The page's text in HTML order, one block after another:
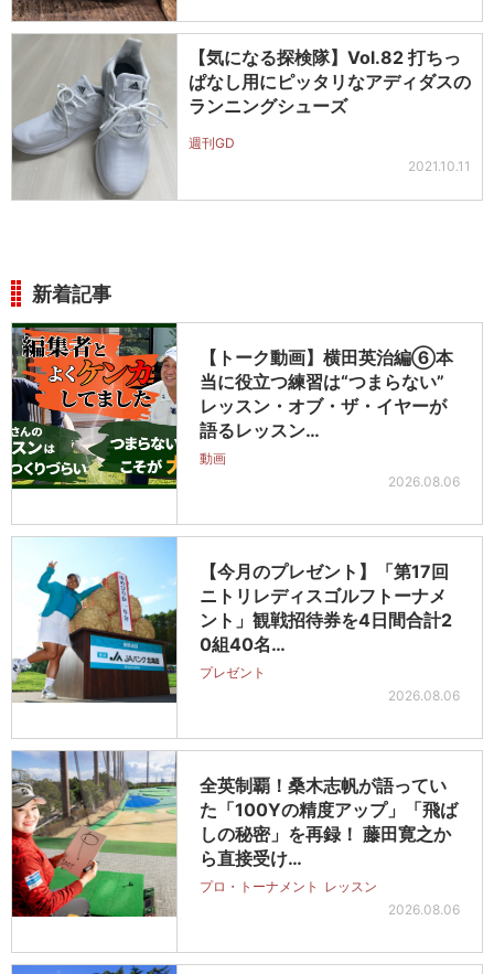
【気になる探検隊】Vol.82 打ちっ
ぱなし用にピッタリなアディダスの
ランニングシューズ
週刊GD
2021.10.11
新着記事
【トーク動画】横田英治編⑥本
当に役立つ練習は“つまらない”
レッスン・オブ・ザ・イヤーが
語るレッスン…
動画
2026.08.06
【今月のプレゼント】「第17回
ニトリレディスゴルフトーナメ
ント」観戦招待券を4日間合計2
0組40名…
プレゼント
2026.08.06
全英制覇！桑木志帆が語ってい
た「100Yの精度アップ」「飛ば
しの秘密」を再録！ 藤田寛之か
ら直接受け…
プロ・トーナメント レッスン
2026.08.06